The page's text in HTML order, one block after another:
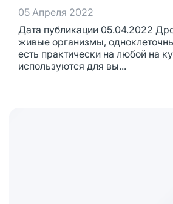
05 Апреля 2022
Дата публикации 05.04.2022
живые организмы,
есть практически на любой на
используются для вы...